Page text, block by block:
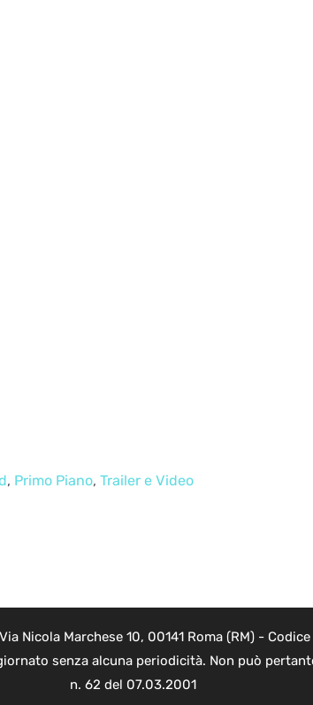
, Primo Piano, Trailer e Video
Nicola Marchese 10, 00141 Roma (RM) -
senza alcuna periodicità. Non può
n. 62 del 07.03.2001